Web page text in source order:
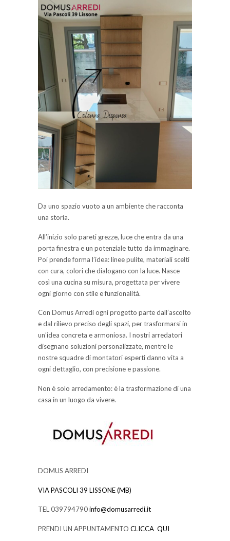
Da uno spazio vuoto a un ambiente che racconta
una storia.
All’inizio solo pareti grezze, luce che entra da una
porta finestra e un potenziale tutto da immaginare.
Poi prende forma l’idea: linee pulite, materiali scelti
con cura, colori che dialogano con la luce. Nasce
così una cucina su misura, progettata per vivere
ogni giorno con stile e funzionalità.
Con Domus Arredi ogni progetto parte dall’ascolto
e dal rilievo preciso degli spazi, per trasformarsi in
un’idea concreta e armoniosa. I nostri arredatori
disegnano soluzioni personalizzate, mentre le
nostre squadre di montatori esperti danno vita a
ogni dettaglio, con precisione e passione.
Non è solo arredamento: è la trasformazione di una
casa in un luogo da vivere.
DOMUS ARREDI
VIA PASCOLI 39 LISSONE (MB)
TEL 039794790info@domusarredi.it
PRENDI UN APPUNTAMENTO CLICCA QUI